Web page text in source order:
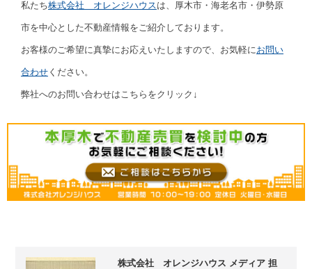
私たち株式会社 オレンジハウスは、厚木市・海老名市・伊勢原
市を中心とした不動産情報をご紹介しております。
お客様のご希望に真摯にお応えいたしますので、お気軽にお問い
合わせ ください。
弊社へのお問い合わせはこちらをクリック↓
株式会社 オレンジハウス メディア 担